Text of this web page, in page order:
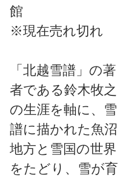
館
※現在売れ切れ
「北越雪譜」の著
者である鈴木牧之
の生涯を軸に、雪
譜に描かれた魚沼
地方と雪国の世界
をたどり、雪が育